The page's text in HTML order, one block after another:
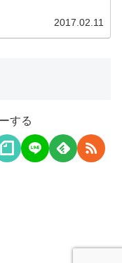
2017.02.11
する